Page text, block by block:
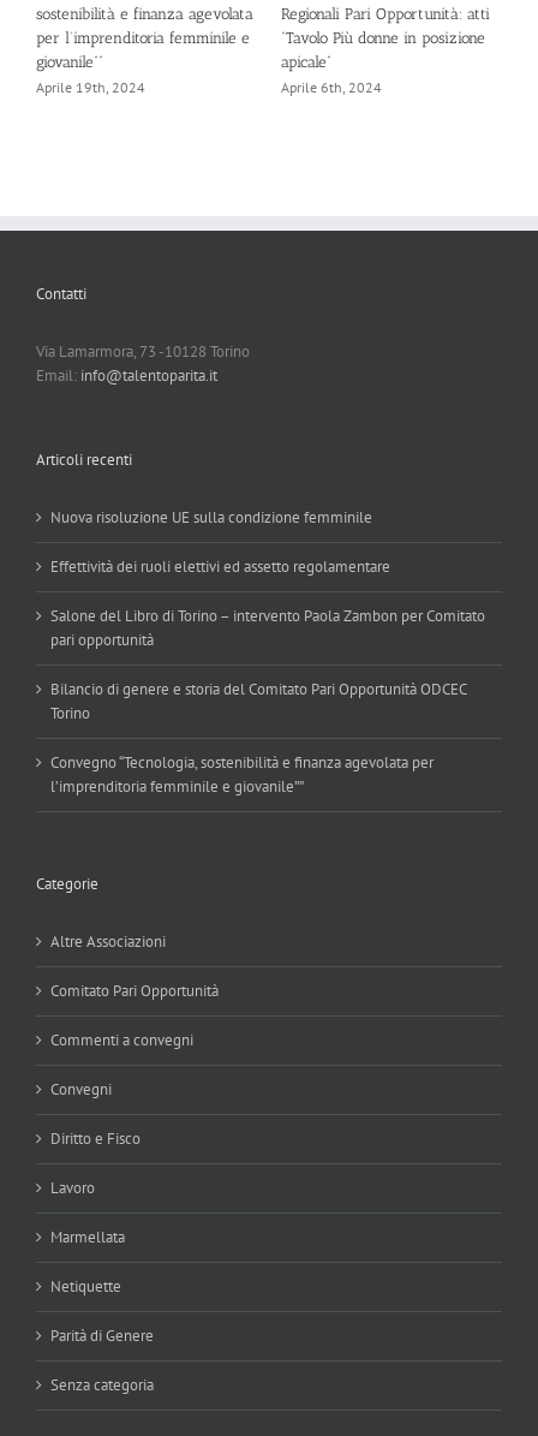
sostenibilità e finanza agevolata
per l’imprenditoria femminile e
giovanile””
Aprile 19th, 2024
Regionali Pari Opportunità: atti
“Tavolo Più donne in posizione
apicale”
Aprile 6th, 2024
Contatti
Via Lamarmora, 73 -10128 Torino
Email: info@talentoparita.it
Articoli recenti
Nuova risoluzione UE sulla condizione femminile
Effettività dei ruoli elettivi ed assetto regolamentare
Salone del Libro di Torino – intervento Paola Zambon per Comitato
pari opportunità
Bilancio di genere e storia del Comitato Pari Opportunità ODCEC
Torino
Convegno “Tecnologia, sostenibilità e finanza agevolata per
l’imprenditoria femminile e giovanile””
Categorie
Altre Associazioni
Comitato Pari Opportunità
Commenti a convegni
Convegni
Diritto e Fisco
Lavoro
Marmellata
Netiquette
Parità di Genere
Senza categoria